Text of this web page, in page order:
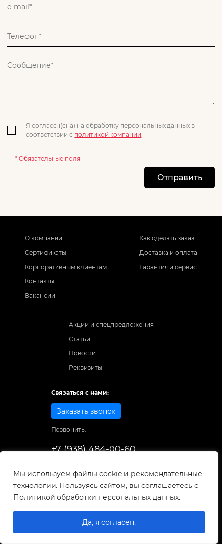
Мы используем файлы cookie и рекомендательные
технологии. Пользуясь сайтом, вы соглашаетесь с
Политикой обработки персональных данных.
Да, я согласен.
Я согласен(сна) на обработку персональных данных в
соответствии с политикой компании.
* Обязательные поля
Отправить
О компании
Сертификаты
Корпоративным клиентам
Контакты
Вакансии
Как сделать заказ
Доставка и оплата
Гарантия и сервис
Акции и спецпредложения
Статьи
Новости
Реквизиты
Связаться с нами:
Заказать звонок
Позвонить:
+7 (938) 484-00-60
© 1998-2025
0